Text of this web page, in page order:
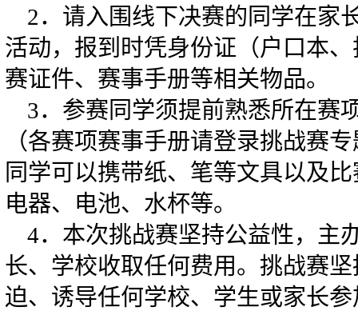
2．请入围线下决赛的同学在家
活动，报到时凭身份证（户口本
赛证件、赛事手册等相关物品。
3．参赛同学须提前熟悉所在赛
（各赛项赛事手册请登录挑战赛
同学可以携带纸、笔等文具以及
电器、电池、水杯等。
4．本次挑战赛坚持公益性，主
长、学校收取任何费用。挑战赛
迫、诱导任何学校、学生或家长